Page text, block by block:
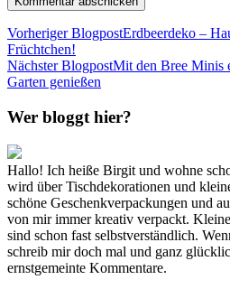
Vorheriger BlogpostErdbeerdeko –
Früchtchen!
Nächster BlogpostMit den Bree Minis
Garten genießen
Wer bloggt hier?
Hallo! Ich heiße Birgit und wohne
wird über Tischdekorationen und
schöne Geschenkverpackungen und
von mir immer kreativ verpackt.
sind schon fast selbstverständlich.
schreib mir doch mal und ganz
ernstgemeinte Kommentare.